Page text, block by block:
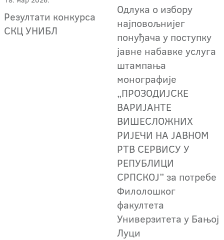
Резултати конкурса
СКЦ УНИБЛ
Одлука о избору
најповољнијег
понуђача у поступку
јавне набавке услуга
штампања
монографије
„ПРОЗОДИЈСКЕ
ВАРИЈАНТЕ
ВИШЕСЛОЖНИХ
РИЈЕЧИ НА ЈАВНОМ
РТВ СЕРВИСУ У
РЕПУБЛИЦИ
СРПСКОЈ” за потребе
Филолошког
факултета
Универзитета у Бањој
Луци